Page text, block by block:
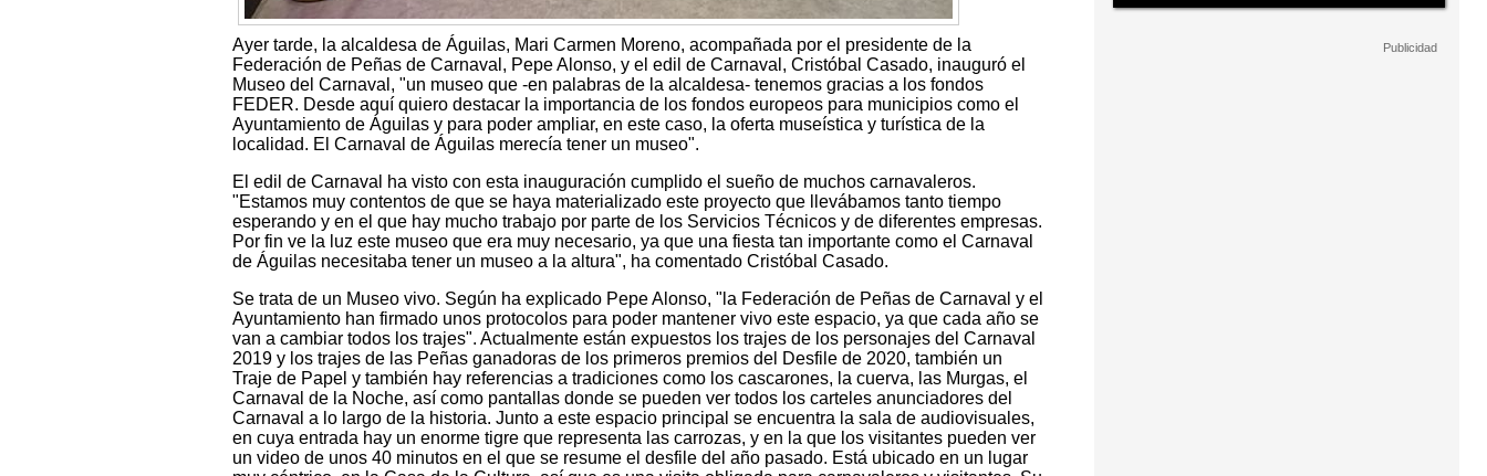
Ayer tarde, la alcaldesa de Águilas, Mari Carmen Moreno, acompañada por el presidente de la
Federación de Peñas de Carnaval, Pepe Alonso, y el edil de Carnaval, Cristóbal Casado, inauguró el
Museo del Carnaval, "un museo que -en palabras de la alcaldesa- tenemos gracias a los fondos
FEDER. Desde aquí quiero destacar la importancia de los fondos europeos para municipios como el
Ayuntamiento de Águilas y para poder ampliar, en este caso, la oferta museística y turística de la
localidad. El Carnaval de Águilas merecía tener un museo".
El edil de Carnaval ha visto con esta inauguración cumplido el sueño de muchos carnavaleros.
"Estamos muy contentos de que se haya materializado este proyecto que llevábamos tanto tiempo
esperando y en el que hay mucho trabajo por parte de los Servicios Técnicos y de diferentes empresas.
Por fin ve la luz este museo que era muy necesario, ya que una fiesta tan importante como el Carnaval
de Águilas necesitaba tener un museo a la altura", ha comentado Cristóbal Casado.
Se trata de un Museo vivo. Según ha explicado Pepe Alonso, "la Federación de Peñas de Carnaval y el
Ayuntamiento han firmado unos protocolos para poder mantener vivo este espacio, ya que cada año se
van a cambiar todos los trajes". Actualmente están expuestos los trajes de los personajes del Carnaval
2019 y los trajes de las Peñas ganadoras de los primeros premios del Desfile de 2020, también un
Traje de Papel y también hay referencias a tradiciones como los cascarones, la cuerva, las Murgas, el
Carnaval de la Noche, así como pantallas donde se pueden ver todos los carteles anunciadores del
Carnaval a lo largo de la historia. Junto a este espacio principal se encuentra la sala de audiovisuales,
en cuya entrada hay un enorme tigre que representa las carrozas, y en la que los visitantes pueden ver
un video de unos 40 minutos en el que se resume el desfile del año pasado. Está ubicado en un lugar